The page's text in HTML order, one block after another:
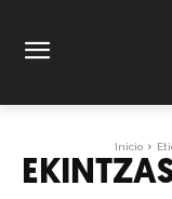
Inicio